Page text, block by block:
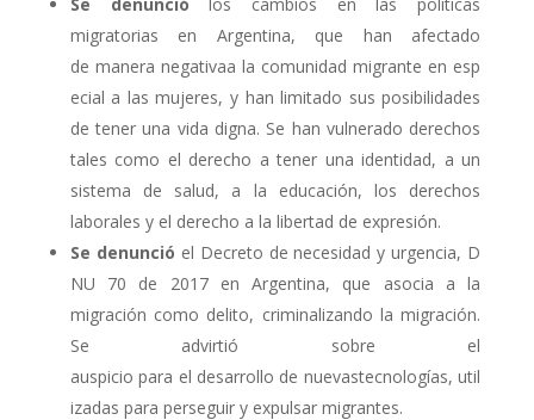
migratorias en Argentina, que han afectado
de manera negativaa la comunidad migrante en esp
ecial a las mujeres, y han limitado sus posibilidades
de tener una vida digna. Se han vulnerado derechos
tales como el derecho a tener una identidad, a un
sistema de salud, a la educación, los derechos
laborales y el derecho a la libertad de expresión.
Se denunció el Decreto de necesidad y urgencia, D
NU 70 de 2017 en Argentina, que asocia a la
migración como delito, criminalizando la migración.
Se advirtió sobre el
auspicio para el desarrollo de nuevastecnologías, util
izadas para perseguir y expulsar migrantes.